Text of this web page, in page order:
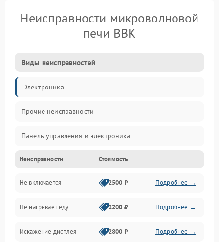
Неисправности микроволновой
печи BBK
Виды неисправностей
Электроника
Прочие неисправности
Панель управления и электроника
Дверца и корпус
Механика и внутренние элементы
Механические повреждения
Питание и запуск
Неисправности Стоимость
Не включается 2500 ₽ Подробнее →
Не нагревает еду 2200 ₽ Подробнее →
Искажение дисплея 2800 ₽ Подробнее →